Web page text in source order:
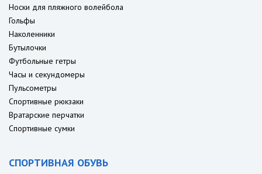
Носки для пляжного волейбола
Гольфы
Наколенники
Бутылочки
Футбольные гетры
Часы и секундомеры
Пульсометры
Спортивные рюкзаки
Вратарские перчатки
Спортивные сумки
СПОРТИВНАЯ ОБУВЬ